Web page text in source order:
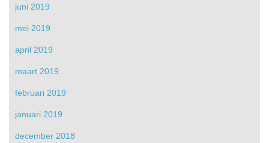
juni 2019
mei 2019
april 2019
maart 2019
februari 2019
januari 2019
december 2018